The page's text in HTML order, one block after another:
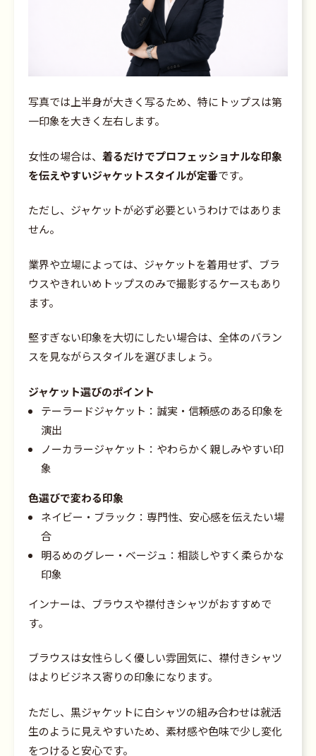
写真では上半身が大きく写るため、特にトップスは第
一印象を大きく左右します。
女性の場合は、着るだけでプロフェッショナルな印象
を伝えやすいジャケットスタイルが定番です。
ただし、ジャケットが必ず必要というわけではありま
せん。
業界や立場によっては、ジャケットを着用せず、ブラ
ウスやきれいめトップスのみで撮影するケースもあり
ます。
堅すぎない印象を大切にしたい場合は、全体のバラン
スを見ながらスタイルを選びましょう。
ジャケット選びのポイント
テーラードジャケット：誠実・信頼感のある印象を
演出
ノーカラージャケット：やわらかく親しみやすい印
象
色選びで変わる印象
ネイビー・ブラック：専門性、安心感を伝えたい場
合
明るめのグレー・ベージュ：相談しやすく柔らかな
印象
インナーは、ブラウスや襟付きシャツがおすすめで
す。
ブラウスは女性らしく優しい雰囲気に、襟付きシャツ
はよりビジネス寄りの印象になります。
ただし、黒ジャケットに白シャツの組み合わせは就活
生のように見えやすいため、素材感や色味で少し変化
をつけると安心です。